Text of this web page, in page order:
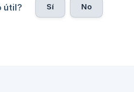
útil? Sí No